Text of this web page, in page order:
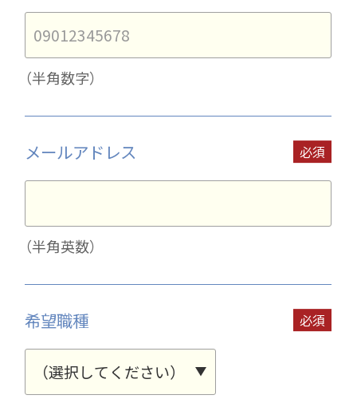
（半角数字）
メールアドレス
（半角英数）
希望職種